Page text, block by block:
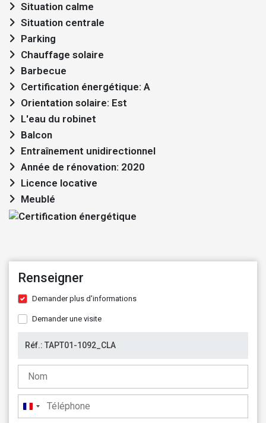
Situation calme
Situation centrale
Parking
Chauffage solaire
Barbecue
Certification énergétique: A
Orientation solaire: Est
L'eau du robinet
Balcon
Entraînement unidirectionnel
Année de rénovation: 2020
Licence locative
Meublé
Renseigner
Demander plus d'informations
Demander une visite
France